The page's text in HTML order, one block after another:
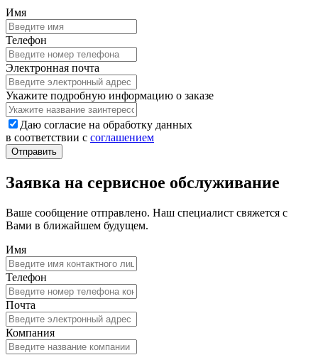
Имя
Телефон
Электронная почта
Укажите подробную информацию о заказе
Даю согласие на обработку данных
в соответствии с соглашением
Заявка на сервисное обслуживание
Ваше сообщение отправлено. Наш специалист свяжется с
Вами в ближайшем будущем.
Имя
Телефон
Почта
Компания